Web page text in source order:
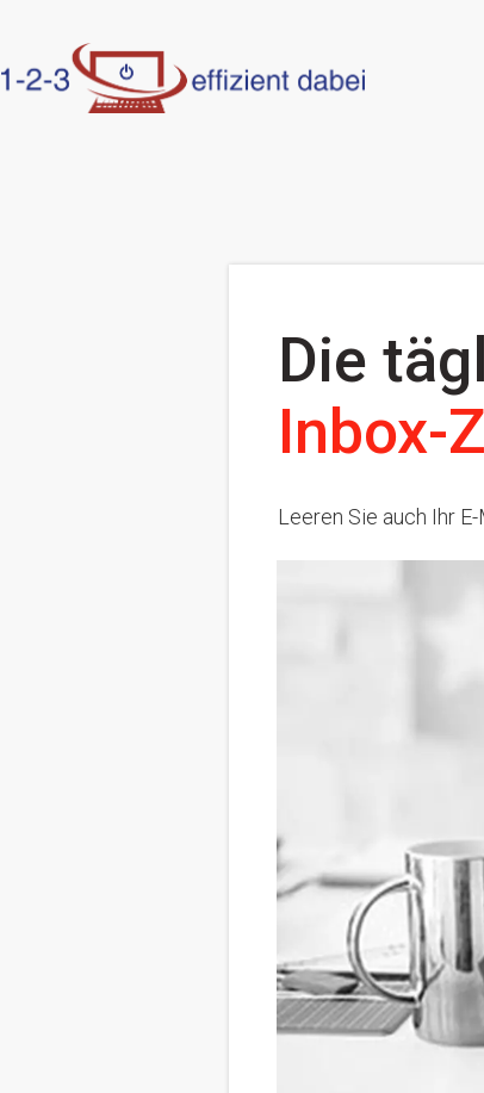
Die
Inbox-
Leeren Sie auch Ihr